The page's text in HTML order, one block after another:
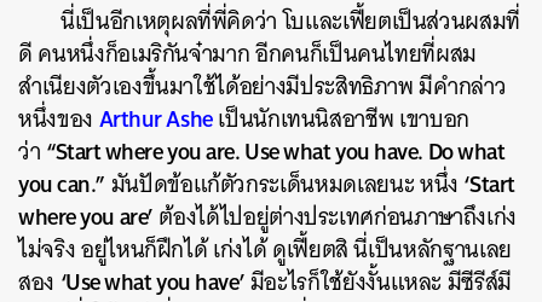
นี่เป็นอีกเหตุผลที่พี่คิดว่า โบและเฟี้ยตเป็นส่วนผสมที่
ดี คนหนึ่งก็อเมริกันจ๋ามาก อีกคนก็เป็นคนไทยที่ผสม
สำเนียงตัวเองขึ้นมาใช้ได้อย่างมีประสิทธิภาพ มีคำกล่าว
หนึ่งของArthur Asheเป็นนักเทนนิสอาชีพ เขาบอก
ว่า“Start where you are. Use what you have. Do what
you can.”มันปัดข้อแก้ตัวกระเด็นหมดเลยนะ หนึ่ง‘Start
where you are’ต้องได้ไปอยู่ต่างประเทศก่อนภาษาถึงเก่ง
ไม่จริง อยู่ไหนก็ฝึกได้ เก่งได้ ดูเฟี้ยตสิ นี่เป็นหลักฐานเลย
สอง ‘Use what you have’มีอะไรก็ใช้ยังงั้นแหละ มีซีรีส์มี